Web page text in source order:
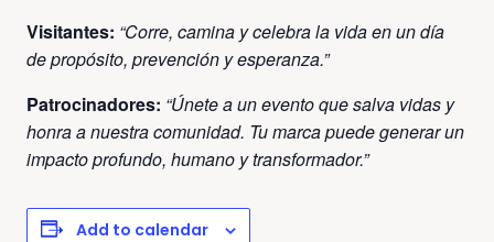
Visitantes: “Corre, camina y celebra la vida en un día
de propósito, prevención y esperanza.”
Patrocinadores: “Únete a un evento que salva vidas y
honra a nuestra comunidad. Tu marca puede generar un
impacto profundo, humano y transformador.”
Add to calendar